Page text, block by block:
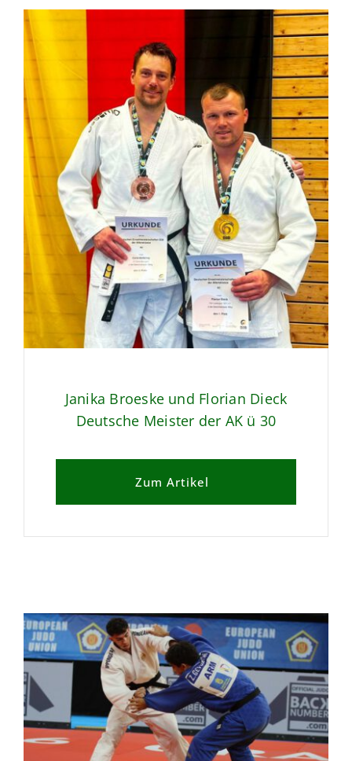
Janika Broeske und Florian Dieck
Deutsche Meister der AK ü 30
Zum Artikel